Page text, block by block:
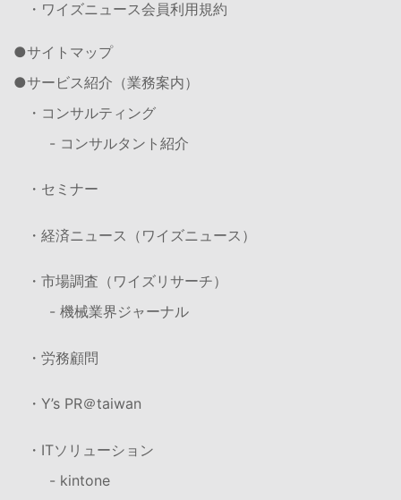
・ワイズニュース会員利用規約
サイトマップ
サービス紹介（業務案内）
・コンサルティング
- コンサルタント紹介
・セミナー
・経済ニュース（ワイズニュース）
・市場調査（ワイズリサーチ）
- 機械業界ジャーナル
・労務顧問
・Y’s PR＠taiwan
・ITソリューション
- kintone